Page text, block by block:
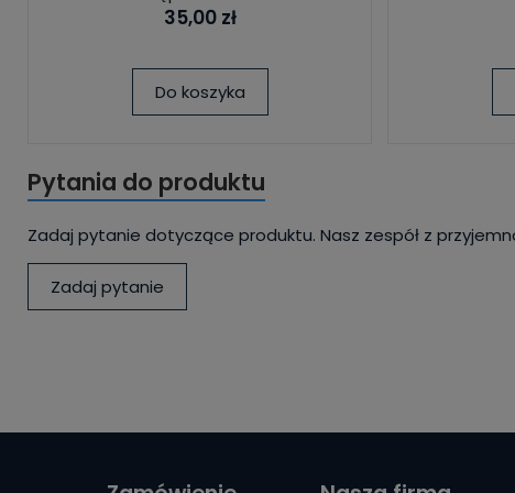
35,00 zł
Do koszyka
Pytania do produktu
Zadaj pytanie dotyczące produktu. Nasz zespół z
Zadaj pytanie